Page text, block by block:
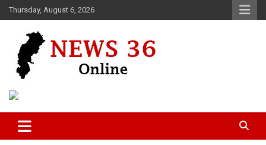
Skip
to
Thursday, August 6, 2026
News 36